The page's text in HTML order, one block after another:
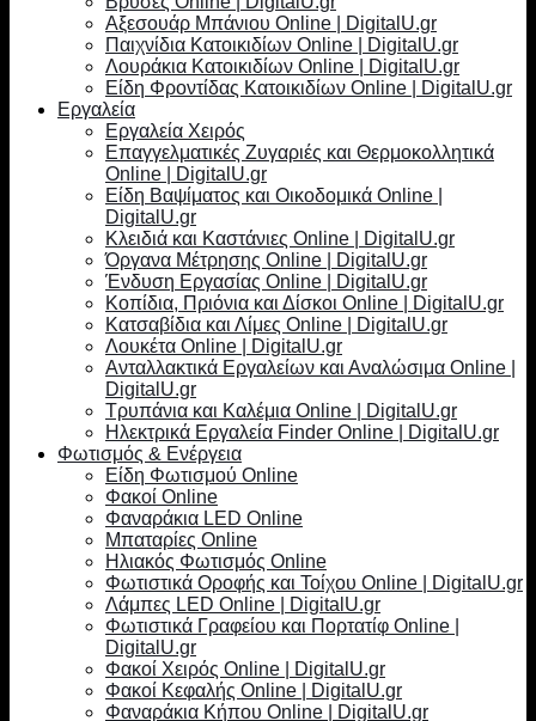
Αξεσουάρ Μπάνιου Online | DigitalU.gr
Παιχνίδια Κατοικιδίων Online | DigitalU.gr
Λουράκια Κατοικιδίων Online | DigitalU.gr
Είδη Φροντίδας Κατοικιδίων Online | DigitalU.gr
Εργαλεία
Εργαλεία Χειρός
Επαγγελματικές Ζυγαριές και Θερμοκολλητικά
Online | DigitalU.gr
Είδη Βαψίματος και Οικοδομικά Online |
DigitalU.gr
Κλειδιά και Καστάνιες Online | DigitalU.gr
Όργανα Μέτρησης Online | DigitalU.gr
Ένδυση Εργασίας Online | DigitalU.gr
Κοπίδια, Πριόνια και Δίσκοι Online | DigitalU.gr
Κατσαβίδια και Λίμες Online | DigitalU.gr
Λουκέτα Online | DigitalU.gr
Ανταλλακτικά Εργαλείων και Αναλώσιμα Online |
DigitalU.gr
Τρυπάνια και Καλέμια Online | DigitalU.gr
Ηλεκτρικά Εργαλεία Finder Online | DigitalU.gr
Φωτισμός & Ενέργεια
Είδη Φωτισμού Online
Φακοί Online
Φαναράκια LED Online
Μπαταρίες Online
Ηλιακός Φωτισμός Online
Φωτιστικά Οροφής και Τοίχου Online | DigitalU.gr
Λάμπες LED Online | DigitalU.gr
Φωτιστικά Γραφείου και Πορτατίφ Online |
DigitalU.gr
Φακοί Χειρός Online | DigitalU.gr
Φακοί Κεφαλής Online | DigitalU.gr
Φαναράκια Κήπου Online | DigitalU.gr